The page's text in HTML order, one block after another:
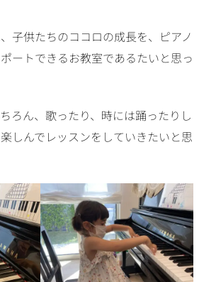
子供たちのココロの成長を、ピアノ
ートできるお教室であるたいと思っ
ろん、歌ったり、時には踊ったりし
しんでレッスンをしていきたいと思